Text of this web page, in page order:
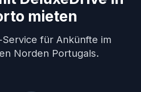
mieten
für Ankünfte im
Norden Portugals.